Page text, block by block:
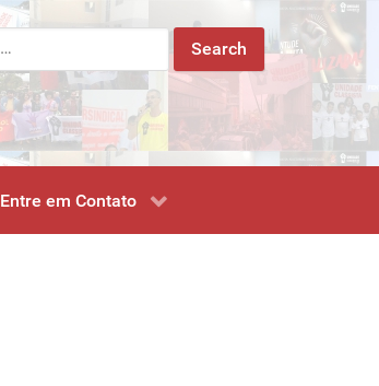
Entre em Contato